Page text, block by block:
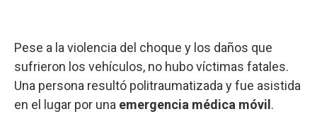
Pese a la violencia del choque y los daños que
sufrieron los vehículos, no hubo víctimas fatales.
Una persona resultó politraumatizada y fue asistida
en el lugar por una emergencia médica móvil .